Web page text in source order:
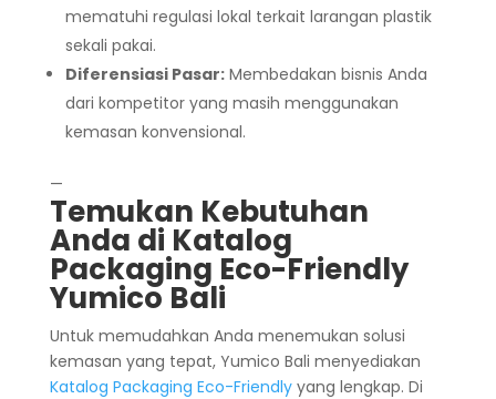
mematuhi regulasi lokal terkait larangan plastik
sekali pakai.
Diferensiasi Pasar:Membedakan bisnis Anda
dari kompetitor yang masih menggunakan
kemasan konvensional.
—
Temukan Kebutuhan
Anda di Katalog
Packaging Eco-Friendly
Yumico Bali
Untuk memudahkan Anda menemukan solusi
kemasan yang tepat, Yumico Bali menyediakan
Katalog Packaging Eco-Friendlyyang lengkap. Di